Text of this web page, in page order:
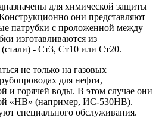
для химической защиты
они представляют
патрубки с проложенной между
изготавливаются из
- Ст3, Ст10 или Ст20.
не только на газовых
для нефти,
и горячей воды. В этом случае они
«НВ» (например, ИС-530НВ).
специального обслуживания.